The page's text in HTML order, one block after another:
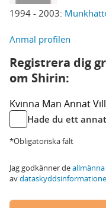
1994 - 2003:
Anmäl profilen
Registrera dig
om Shirin:
Kvinna Man Annat
Hade du ett
*Obligatoriska fält
Jag godkänner de
av